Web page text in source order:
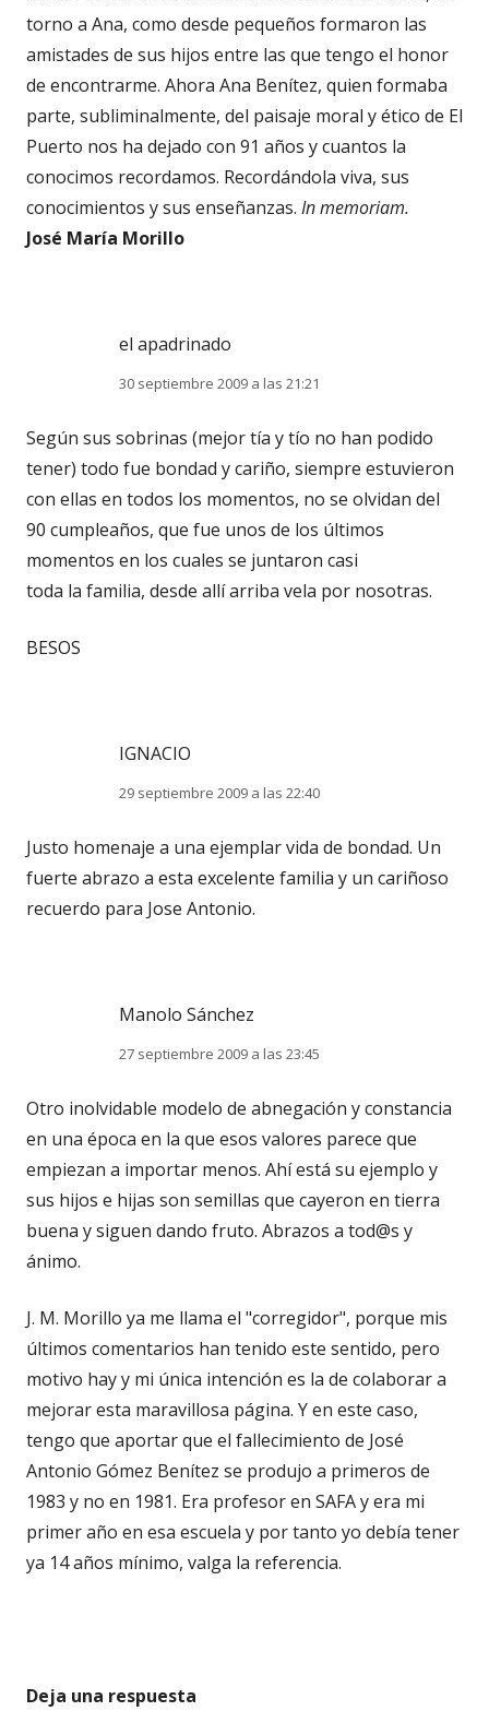
torno a Ana, como desde pequeños formaron las
amistades de sus hijos entre las que tengo el honor
de encontrarme. Ahora Ana Benítez, quien formaba
parte, subliminalmente, del paisaje moral y ético de El
Puerto nos ha dejado con 91 años y cuantos la
conocimos recordamos. Recordándola viva, sus
conocimientos y sus enseñanzas. In memoriam.
José María Morillo
el apadrinado
30 septiembre 2009 a las 21:21
Según sus sobrinas (mejor tía y tío no han podido
tener) todo fue bondad y cariño, siempre estuvieron
con ellas en todos los momentos, no se olvidan del
90 cumpleaños, que fue unos de los últimos
momentos en los cuales se juntaron casi
toda la familia, desde allí arriba vela por nosotras.
BESOS
IGNACIO
29 septiembre 2009 a las 22:40
Justo homenaje a una ejemplar vida de bondad. Un
fuerte abrazo a esta excelente familia y un cariñoso
recuerdo para Jose Antonio.
Manolo Sánchez
27 septiembre 2009 a las 23:45
Otro inolvidable modelo de abnegación y constancia
en una época en la que esos valores parece que
empiezan a importar menos. Ahí está su ejemplo y
sus hijos e hijas son semillas que cayeron en tierra
buena y siguen dando fruto. Abrazos a tod@s y
ánimo.
J. M. Morillo ya me llama el "corregidor", porque mis
últimos comentarios han tenido este sentido, pero
motivo hay y mi única intención es la de colaborar a
mejorar esta maravillosa página. Y en este caso,
tengo que aportar que el fallecimiento de José
Antonio Gómez Benítez se produjo a primeros de
1983 y no en 1981. Era profesor en SAFA y era mi
primer año en esa escuela y por tanto yo debía tener
ya 14 años mínimo, valga la referencia.
Deja una respuesta